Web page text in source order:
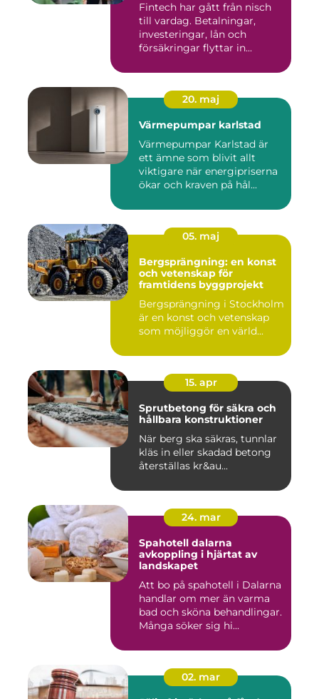
Fintech har gått från nisch
till vardag. Betalningar,
investeringar, lån och
försäkringar flyttar in...
20. maj
Värmepumpar karlstad
Värmepumpar Karlstad är
ett ämne som blivit allt
viktigare när energipriserna
ökar och kraven på hål...
05. maj
Bergsprängning: en konst
och vetenskap för
framtidens byggprojekt
Bergsprängning i Stockholm
är en konst och vetenskap
som möjliggör en värld...
15. apr
Sprutbetong för säkra och
hållbara konstruktioner
När berg ska säkras, tunnlar
kläs in eller skadad betong
återställas kr&au...
24. mar
Spahotell dalarna
avkoppling i hjärtat av
landskapet
Att bo på spahotell i Dalarna
handlar om mer än varma
bad och sköna behandlingar.
Många söker sig hi...
02. mar